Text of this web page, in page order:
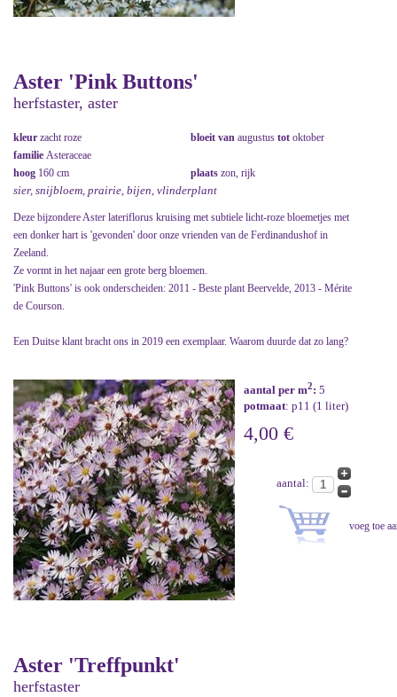
Aster 'Pink Buttons'
herfstaster, aster
kleur zacht roze bloeit van augustus tot oktober
familie Asteraceae
hoog 160 cm plaats zon, rijk
sier, snijbloem, prairie, bijen, vlinderplant
Deze bijzondere Aster lateriflorus kruising met subtiele licht-roze bloemetjes met
een donker hart is 'gevonden' door onze vrienden van de Ferdinandushof in
Zeeland.
Ze vormt in het najaar een grote berg bloemen.
'Pink Buttons' is ook onderscheiden: 2011 - Beste plant Beervelde, 2013 - Mérite
de Courson.
Een Duitse klant bracht ons in 2019 een exemplaar. Waarom duurde dat zo lang?
aantal per m2: 5
potmaat: p11 (1 liter)
4,00 €
aantal:
Aster 'Treffpunkt'
herfstaster